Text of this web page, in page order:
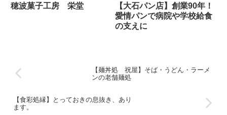
穂波菓子工房 栄堂
【大石パン店】創業90年！
愛情パンで病院や学校給食
の支えに
【麺丼処 祝屋】そば・うどん・ラーメ
ンの老舗麺処
【食彩処縁】とっておきの息抜き、あり
ます。